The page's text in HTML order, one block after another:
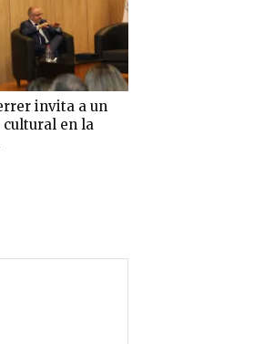
invita a un
cultural en la